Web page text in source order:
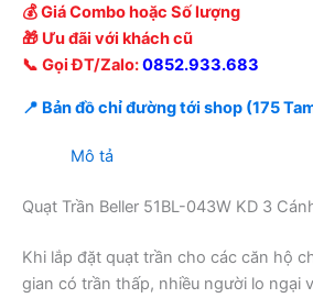
💰 Giá Combo hoặc Số lượng
🎁 Ưu đãi với khách cũ
📞 Gọi ĐT/Zalo:0852.933.683
📍 Bản đồ chỉ đường tới shop (175
Mô tả
Quạt Trần Beller 51BL-043W KD 3
Khi lắp đặt quạt trần cho các căn hộ
gian có trần thấp, nhiều người lo ngại